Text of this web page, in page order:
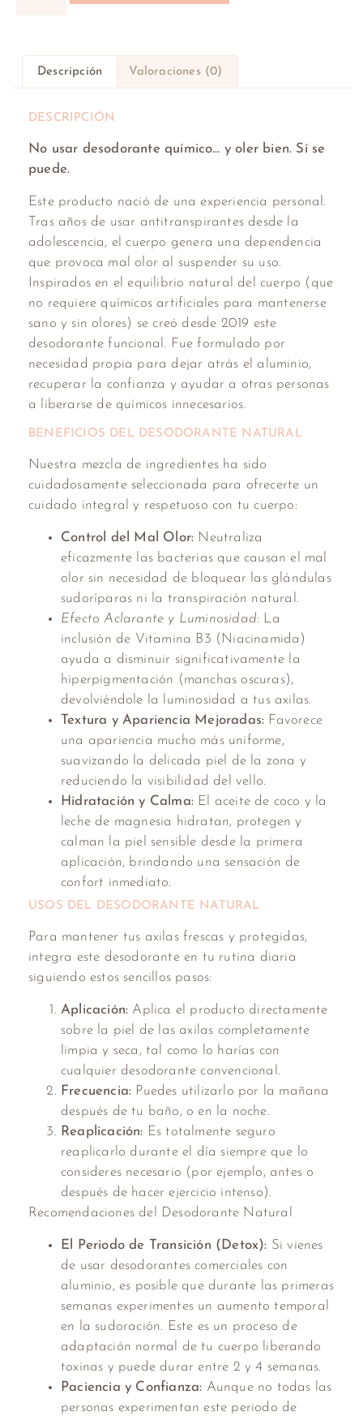
Descripción Valoraciones (0)
DESCRIPCIÓN
No usar desodorante químico… y oler bien. Sí se
puede.
Este producto nació de una experiencia personal.
Tras años de usar antitranspirantes desde la
adolescencia, el cuerpo genera una dependencia
que provoca mal olor al suspender su uso.
Inspirados en el equilibrio natural del cuerpo (que
no requiere químicos artificiales para mantenerse
sano y sin olores) se creó desde 2019 este
desodorante funcional. Fue formulado por
necesidad propia para dejar atrás el aluminio,
recuperar la confianza y ayudar a otras personas
a liberarse de químicos innecesarios.
BENEFICIOS DEL DESODORANTE NATURAL
Nuestra mezcla de ingredientes ha sido
cuidadosamente seleccionada para ofrecerte un
cuidado integral y respetuoso con tu cuerpo:
Control del Mal Olor: Neutraliza
eficazmente las bacterias que causan el mal
olor sin necesidad de bloquear las glándulas
sudoríparas ni la transpiración natural.
Efecto Aclarante y Luminosidad: La
inclusión de Vitamina B3 (Niacinamida)
ayuda a disminuir significativamente la
hiperpigmentación (manchas oscuras),
devolviéndole la luminosidad a tus axilas.
Textura y Apariencia Mejoradas: Favorece
una apariencia mucho más uniforme,
suavizando la delicada piel de la zona y
reduciendo la visibilidad del vello.
Hidratación y Calma: El aceite de coco y la
leche de magnesia hidratan, protegen y
calman la piel sensible desde la primera
aplicación, brindando una sensación de
confort inmediato.
USOS DEL DESODORANTE NATURAL
Para mantener tus axilas frescas y protegidas,
integra este desodorante en tu rutina diaria
siguiendo estos sencillos pasos:
Aplicación: Aplica el producto directamente
sobre la piel de las axilas completamente
limpia y seca, tal como lo harías con
cualquier desodorante convencional.
Frecuencia: Puedes utilizarlo por la mañana
después de tu baño, o en la noche.
Reaplicación: Es totalmente seguro
reaplicarlo durante el día siempre que lo
consideres necesario (por ejemplo, antes o
después de hacer ejercicio intenso).
Recomendaciones del Desodorante Natural
El Periodo de Transición (Detox): Si vienes
de usar desodorantes comerciales con
aluminio, es posible que durante las primeras
semanas experimentes un aumento temporal
en la sudoración. Este es un proceso de
adaptación normal de tu cuerpo liberando
toxinas y puede durar entre 2 y 4 semanas.
Paciencia y Confianza: Aunque no todas las
personas experimentan este periodo de